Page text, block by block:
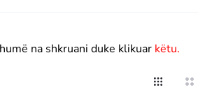
na shkruani duke klikuar këtu.